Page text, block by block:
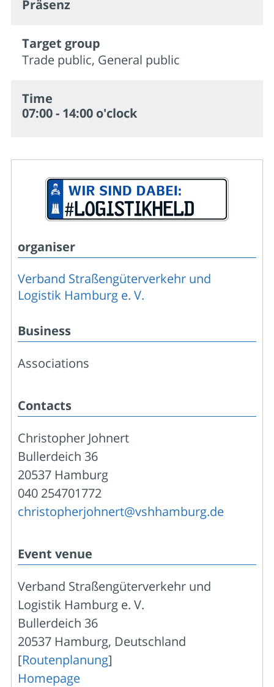
Präsenz
Target group
Trade public, General public
Time
07:00 - 14:00 o'clock
organiser
Verband Straßengüterverkehr und
Logistik Hamburg e. V.
Business
Associations
Contacts
Christopher Johnert
Bullerdeich 36
20537 Hamburg
040 254701772
christopherjohnert@vshhamburg.de
Event venue
Verband Straßengüterverkehr und
Logistik Hamburg e. V.
Bullerdeich 36
20537 Hamburg, Deutschland
[Routenplanung]
Homepage